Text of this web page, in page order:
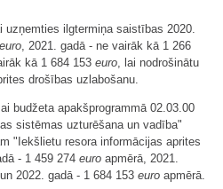
uzņemties ilgtermiņa saistības 2020.
euro, 2021. gadā - ne vairāk kā 1 266
kā 1 684 153 euro, lai nodrošinātu
drošības uzlabošanu.
budžeta apakšprogrammā 02.03.00
sistēmas uzturēšana un vadība"
"Iekšlietu resora informācijas aprites
- 1 459 274 euro apmērā, 2021.
2022. gadā - 1 684 153 euro apmērā.